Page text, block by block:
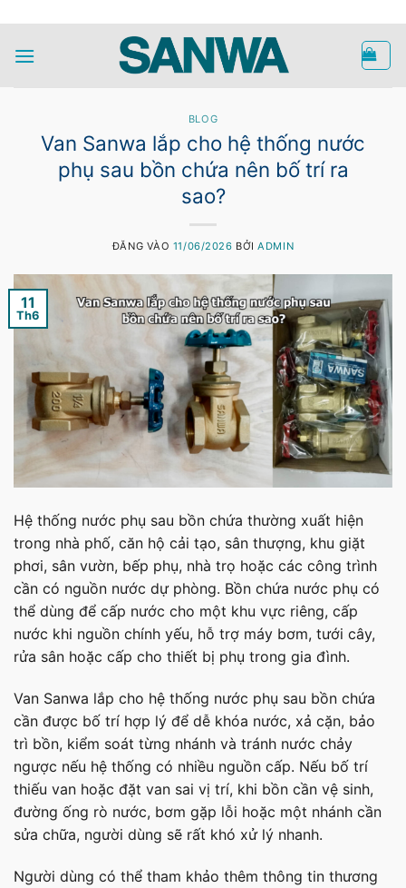
nội
BLOG
Van Sanwa lắp cho hệ thống nước
phụ sau bồn chứa nên bố trí ra
sao?
ĐĂNG VÀO 11/06/2026 BỞIADMIN
11
Th6
Hệ thống nước phụ sau bồn chứa thường xuất hiện
trong nhà phố, căn hộ cải tạo, sân thượng, khu giặt
phơi, sân vườn, bếp phụ, nhà trọ hoặc các công trình
cần có nguồn nước dự phòng. Bồn chứa nước phụ có
thể dùng để cấp nước cho một khu vực riêng, cấp
nước khi nguồn chính yếu, hỗ trợ máy bơm, tưới cây,
rửa sân hoặc cấp cho thiết bị phụ trong gia đình.
Van Sanwa lắp cho hệ thống nước phụ sau bồn chứa
cần được bố trí hợp lý để dễ khóa nước, xả cặn, bảo
trì bồn, kiểm soát từng nhánh và tránh nước chảy
ngược nếu hệ thống có nhiều nguồn cấp. Nếu bố trí
thiếu van hoặc đặt van sai vị trí, khi bồn cần vệ sinh,
đường ống rò nước, bơm gặp lỗi hoặc một nhánh cần
sửa chữa, người dùng sẽ rất khó xử lý nhanh.
Người dùng có thể tham khảo thêm thông tin thương